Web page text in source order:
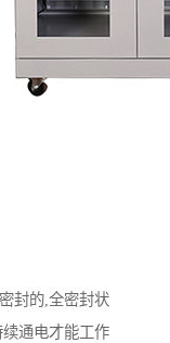
封的,全密封状
通电才能工作